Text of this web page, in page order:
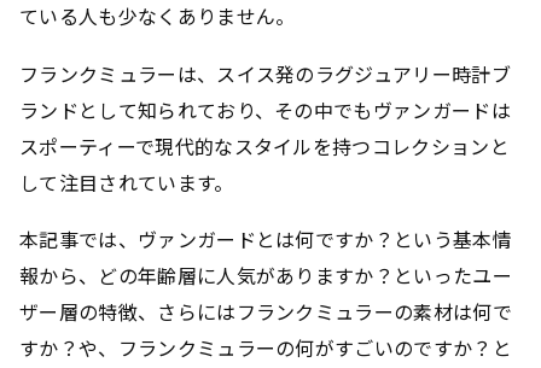
ている人も少なくありません。
フランクミュラーは、スイス発のラグジュアリー時計ブ
ランドとして知られており、その中でもヴァンガードは
スポーティーで現代的なスタイルを持つコレクションと
して注目されています。
本記事では、ヴァンガードとは何ですか？という基本情
報から、どの年齢層に人気がありますか？といったユー
ザー層の特徴、さらにはフランクミュラーの素材は何で
すか？や、フランクミュラーの何がすごいのですか？と